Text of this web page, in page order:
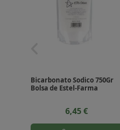
Bicarbonato Sodico 750Gr
Bolsa de Estel-Farma
6,45 €